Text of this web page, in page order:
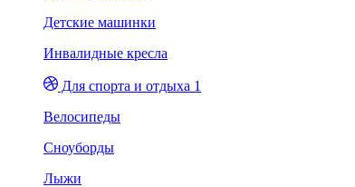
Детские машинки
Инвалидные кресла
Для спорта и отдыха 1
Велосипеды
Сноуборды
Лыжи